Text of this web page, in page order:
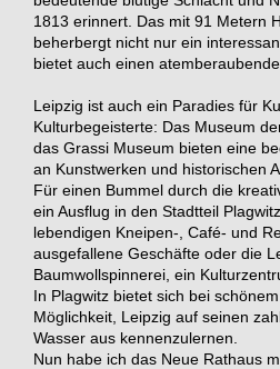
1813 erinnert. Das mit 91 Metern
beherbergt nicht nur ein
bietet auch einen
Leipzig ist auch ein Paradies für
Kulturbegeisterte: Das Museum
das Grassi Museum bieten eine
an Kunstwerken und historischen
Für einen Bummel durch die
ein Ausflug in den Stadtteil
lebendigen Kneipen-, Café- und
ausgefallene Geschäfte oder die
Baumwollspinnerei, ein
In Plagwitz bietet sich bei
Möglichkeit, Leipzig auf seinen
Wasser aus kennenzulernen.
Nun habe ich das Neue Rathaus